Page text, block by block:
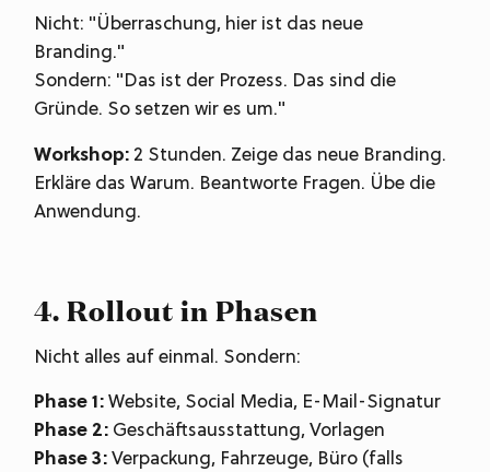
Nicht: "Überraschung, hier ist das neue
Branding."
Sondern: "Das ist der Prozess. Das sind die
Gründe. So setzen wir es um."
Workshop: 2 Stunden. Zeige das neue Branding.
Erkläre das Warum. Beantworte Fragen. Übe die
Anwendung.
4. Rollout in Phasen
Nicht alles auf einmal. Sondern:
Phase 1: Website, Social Media, E-Mail-Signatur
Phase 2: Geschäftsausstattung, Vorlagen
Phase 3: Verpackung, Fahrzeuge, Büro (falls